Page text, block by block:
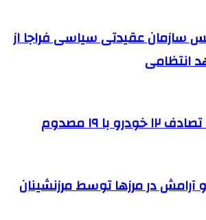
سازمان عقیدتی سیاسی فراجا از
انتظامی
با ۱۹ مصدوم
آرامش در مرزها توسط مرزنشینان